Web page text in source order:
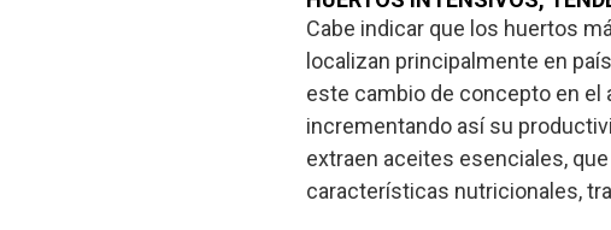
Cabe indicar que los huertos
localizan principalmente en
este cambio de concepto en el
incrementando así su
extraen aceites esenciales,
características nutricionales,